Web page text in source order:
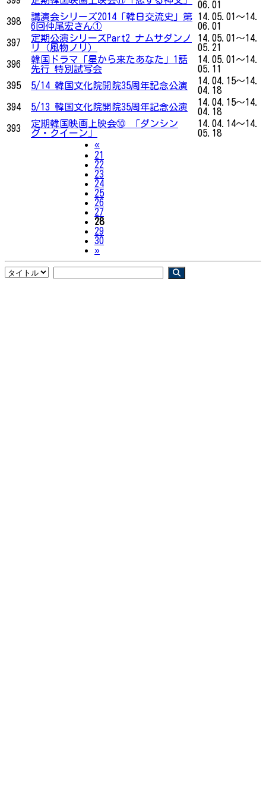
06.01
398
講演会シリーズ2014「韓日交流史」第
6回仲尾宏さん①
14.05.01～14.
06.01
397
定期公演シリーズPart2 ナムサダンノ
リ（風物ノリ）
14.05.01～14.
05.21
396
韓国ドラマ「星から来たあなた」1話
先行 特別試写会
14.05.01～14.
05.11
395
5/14 韓国文化院開院35周年記念公演
14.04.15～14.
04.18
394
5/13 韓国文化院開院35周年記念公演
14.04.15～14.
04.18
393
定期韓国映画上映会⑩ 「ダンシン
グ・クイーン」
14.04.14～14.
05.18
«Previous
21
22
23
24
25
26
27
28
29
30
»Next